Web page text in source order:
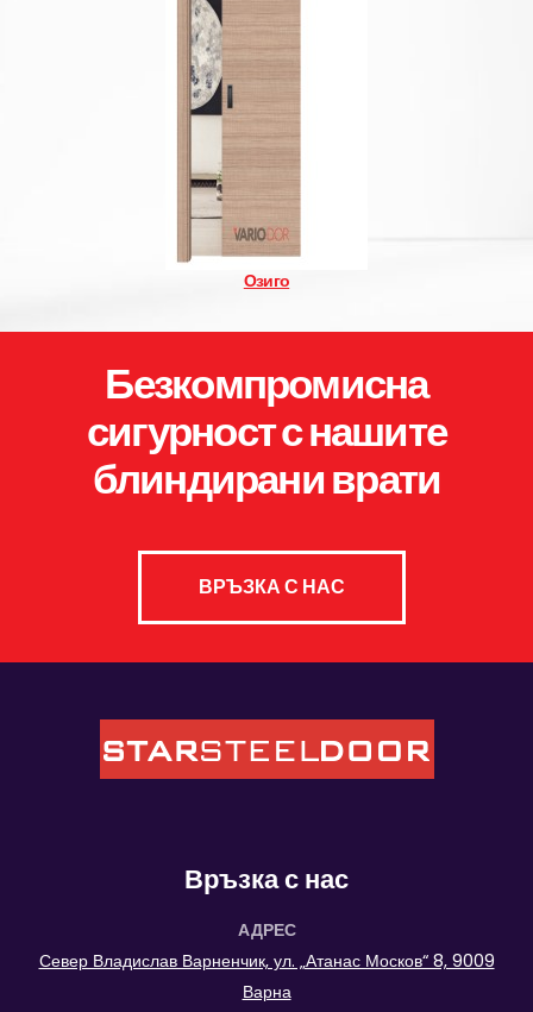
Безкомпромисна
сигурност с нашите
блиндирани врати
ВРЪЗКА С НАС
Връзка с нас
АДРЕС
Север Владислав Варненчик, ул. „Атанас Москов“ 8, 9009
Варна